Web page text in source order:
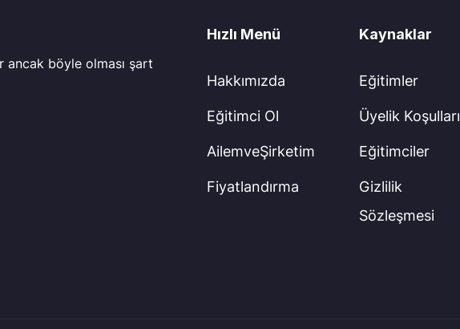
ancak böyle olması şart
Hızlı Menü
Hakkımızda
Eğitimci Ol
AilemveŞirketim
Fiyatlandırma
Kaynaklar
Eğitimler
Üyelik Koşulları
Eğitimciler
Gizlilik
Sözleşmesi